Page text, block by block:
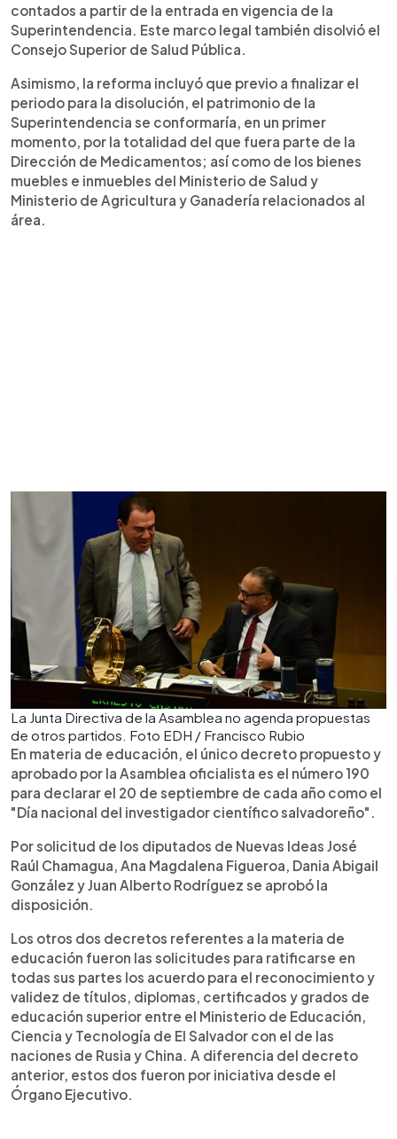
contados a partir de la entrada en vigencia de la
Superintendencia. Este marco legal también disolvió el
Consejo Superior de Salud Pública.
Asimismo, la reforma incluyó que previo a finalizar el
periodo para la disolución, el patrimonio de la
Superintendencia se conformaría, en un primer
momento, por la totalidad del que fuera parte de la
Dirección de Medicamentos; así como de los bienes
muebles e inmuebles del Ministerio de Salud y
Ministerio de Agricultura y Ganadería relacionados al
área.
La Junta Directiva de la Asamblea no agenda propuestas
de otros partidos. Foto EDH / Francisco Rubio
En materia de educación, el único decreto propuesto y
aprobado por la Asamblea oficialista es el número 190
para declarar el 20 de septiembre de cada año como el
"Día nacional del investigador científico salvadoreño".
Por solicitud de los diputados de Nuevas Ideas José
Raúl Chamagua, Ana Magdalena Figueroa, Dania Abigail
González y Juan Alberto Rodríguez se aprobó la
disposición.
Los otros dos decretos referentes a la materia de
educación fueron las solicitudes para ratificarse en
todas sus partes los acuerdo para el reconocimiento y
validez de títulos, diplomas, certificados y grados de
educación superior entre el Ministerio de Educación,
Ciencia y Tecnología de El Salvador con el de las
naciones de Rusia y China. A diferencia del decreto
anterior, estos dos fueron por iniciativa desde el
Órgano Ejecutivo.